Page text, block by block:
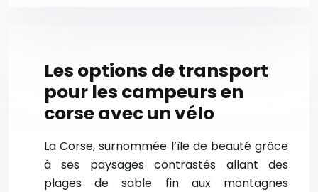
Les options de transport
pour les campeurs en
corse avec un vélo
La Corse, surnommée l’île de beauté grâce
à ses paysages contrastés allant des
plages de sable fin aux montagnes